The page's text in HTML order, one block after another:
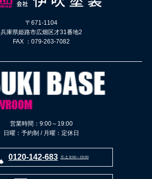
〒671-1104
兵庫県姫路市広畑区才31番地2
FAX ：079-263-7082
営業時間：9:00～19:00
日曜：予約制 / 月曜：定休日
0120-142-683 月-土 8:00～19:00